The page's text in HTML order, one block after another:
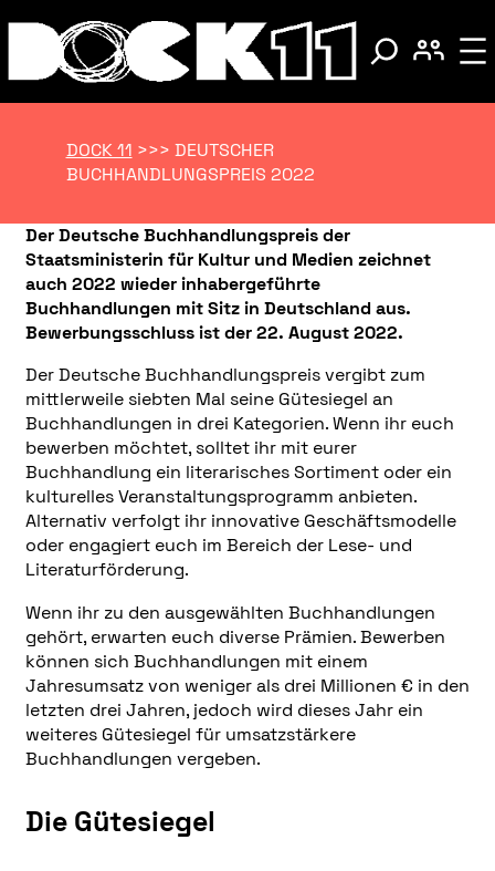
DOCK 11 >>> DEUTSCHER
BUCHHANDLUNGSPREIS 2022
Der Deutsche Buchhandlungspreis der
Staatsministerin für Kultur und Medien zeichnet
auch 2022 wieder inhabergeführte
Buchhandlungen mit Sitz in Deutschland aus.
Bewerbungsschluss ist der 22. August 2022.
Der Deutsche Buchhandlungspreis vergibt zum
mittlerweile siebten Mal seine Gütesiegel an
Buchhandlungen in drei Kategorien. Wenn ihr euch
bewerben möchtet, solltet ihr mit eurer
Buchhandlung ein literarisches Sortiment oder ein
kulturelles Veranstaltungsprogramm anbieten.
Alternativ verfolgt ihr innovative Geschäfts­modelle
oder engagiert euch im Bereich der Lese- und
Literaturförderung.
Wenn ihr zu den ausgewählten Buchhandlungen
gehört, erwarten euch diverse Prämien. Bewerben
können sich Buchhandlungen mit einem
Jahresumsatz von weniger als drei Millionen € in den
letzten drei Jahren, jedoch wird dieses Jahr ein
weiteres Gütesiegel für umsatzstärkere
Buchhandlungen vergeben.
Die Gütesiegel